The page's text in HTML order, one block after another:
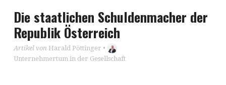
Die staatlichen Schuldenmacher der
Republik Österreich
Artikel von Harald Pöttinger •
Unternehmertum in der Gesellschaft